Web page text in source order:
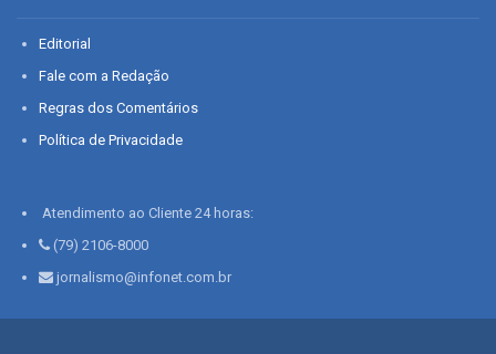
Editorial
Fale com a Redação
Regras dos Comentários
Política de Privacidade
Atendimento ao Cliente 24 horas:
(79) 2106-8000
jornalismo@infonet.com.br